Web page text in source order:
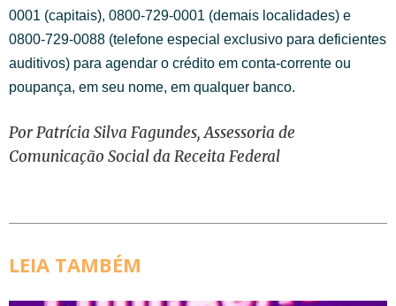
0001 (capitais), 0800-729-0001 (demais localidades) e
0800-729-0088 (telefone especial exclusivo para deficientes
auditivos) para agendar o crédito em conta-corrente ou
poupança, em seu nome, em qualquer banco.
Por Patrícia Silva Fagundes, Assessoria de
Comunicação Social da Receita Federal
LEIA TAMBÉM